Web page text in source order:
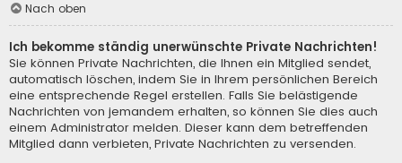
Nach oben
Ich bekomme ständig unerwünschte Private Nachrichten!
Sie können Private Nachrichten, die Ihnen ein Mitglied sendet,
automatisch löschen, indem Sie in Ihrem persönlichen Bereich
eine entsprechende Regel erstellen. Falls Sie belästigende
Nachrichten von jemandem erhalten, so können Sie dies auch
einem Administrator melden. Dieser kann dem betreffenden
Mitglied dann verbieten, Private Nachrichten zu versenden.